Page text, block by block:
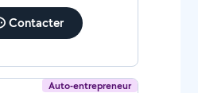
Contacter
Auto-entrepreneur